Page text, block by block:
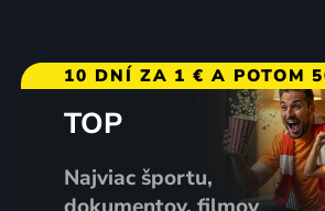
10 DNÍ ZA 1 € A POTOM
TOP
Najviac športu,